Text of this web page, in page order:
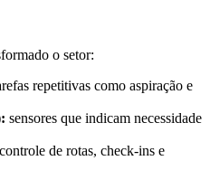
o setor:
repetitivas como aspiração e
sensores que indicam necessidade
de rotas, check-ins e